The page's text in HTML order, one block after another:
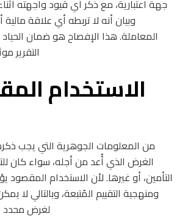
جهة اعتبارية، مع ذكر أي قيود واجهته أثناء
وبيان أنه لا تربطه أي علاقة
المعاملة. هذا الإفصاح هو ضمان
التقرير
الاستخدام
من المعلومات الجوهرية التي يجب
الغرض الذي أُعد من أجله، سواء كان
التأمين، أو غيرها. لأن الاستخدام المقصود
ومنهجية التقييم المُتبعة، وبالتالي لا
لغرض محدد